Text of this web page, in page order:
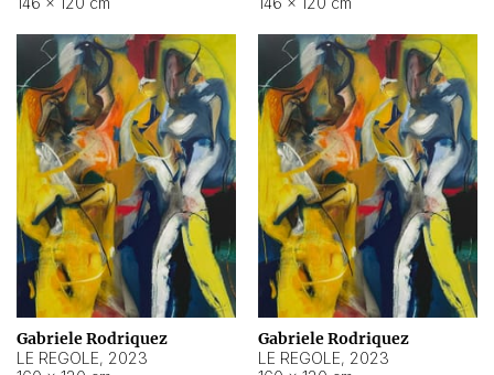
Gabriele Rodriquez
LE REGOLE, 2023
Gabriele Rodriquez
LE REGOLE, 2023